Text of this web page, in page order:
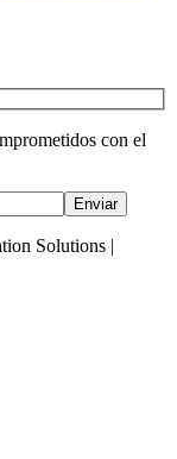
con el
Enviar
Solutions |